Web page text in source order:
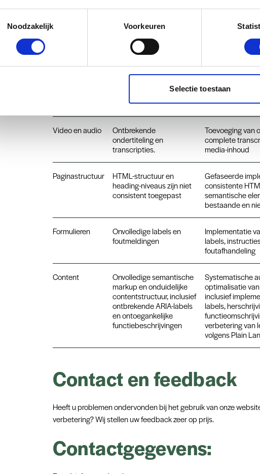
Noodzakelijk
Voorkeuren
Selectie toestaan
Kleurcontrasten
Het kleurcontrast tussen
voldoet niet overal aan de
WCAG-richtlijnen (1.4.3)
Kleurcontrasten
normale tekst en
Inconsistente of
ontbrekende alternatieve
tekst bij informatieve
afbeeldingen
Audit en
Video en audio
Ontbrekende
ondertiteling en
transcripties.
Toevoeging van
complete
media-inhoud
Paginastructuur
HTML-structuur en
heading-niveaus zijn niet
consistent toegepast
Gefaseerde
consistente
semantische
bestaande en
Formulieren
Onvolledige labels en
foutmeldingen
Implementatie
labels,
foutafhandeling
Content
Onvolledige semantische
markup en onduidelijke
contentstructuur, inclusief
ontbrekende ARIA-labels
en ontoegankelijke
functiebeschrijvingen
Systematische
optimalisatie
inclusief
labels,
verbetering van
volgens Plain
Contact en feedback
Heeft u problemen ondervonden bij het gebruik van onze
verbetering? Wij stellen uw feedback zeer op prijs.
Contactgegevens: